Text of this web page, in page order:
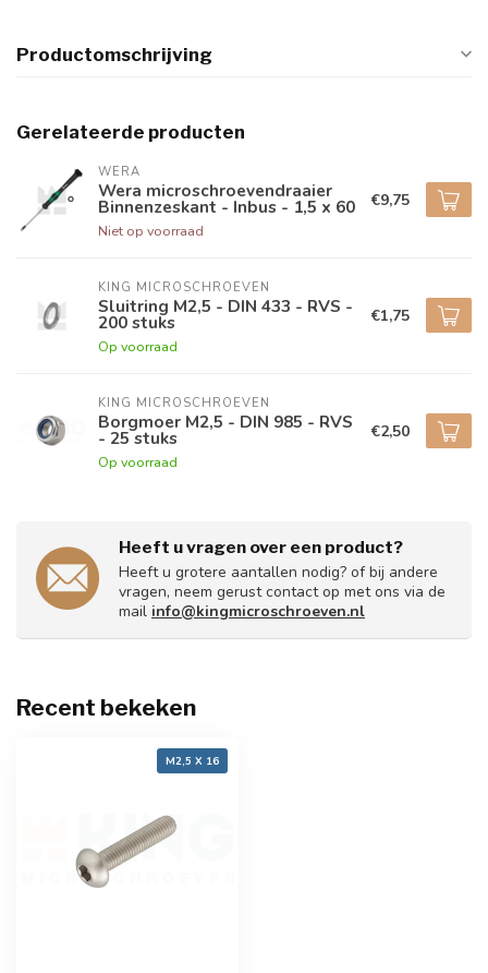
Productomschrijving
Gerelateerde producten
WERA
Wera microschroevendraaier
Binnenzeskant - Inbus - 1,5 x 60
Niet op voorraad
€9,75
KING MICROSCHROEVEN
Sluitring M2,5 - DIN 433 - RVS -
200 stuks
Op voorraad
€1,75
KING MICROSCHROEVEN
Borgmoer M2,5 - DIN 985 - RVS
- 25 stuks
Op voorraad
€2,50
Heeft u vragen over een product?
Heeft u grotere aantallen nodig? of bij andere
vragen, neem gerust contact op met ons via de
mail info@kingmicroschroeven.nl
Recent bekeken
M2,5 X 16